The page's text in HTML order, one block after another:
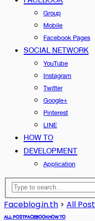
Group
Mobile
Facebook Pages
SOCIAL NETWORK
YouTube
Instagram
Twitter
Google+
Pinterest
LINE
HOW TO
DEVELOPMENT
Application
Faceblog.in.th > All Post
ALL POSTFACEBOOKHOW TO